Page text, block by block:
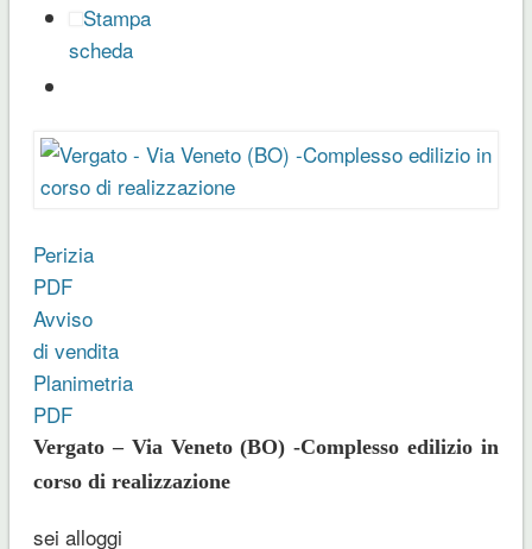
Stampa
scheda
Perizia
PDF
Avviso
di vendita
Planimetria
PDF
Vergato – Via Veneto (BO) -Complesso edilizio in
corso di realizzazione
sei alloggi